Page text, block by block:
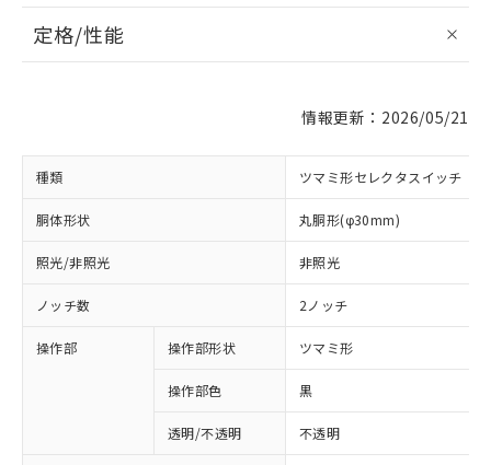
定格/性能
情報更新：2026/05/21
種類 ツマミ形セレクタスイッチ
胴体形状 丸胴形(φ30mm)
照光/非照光 非照光
ノッチ数 2ノッチ
操作部 操作部形状 ツマミ形
操作部色 黒
透明/不透明 不透明